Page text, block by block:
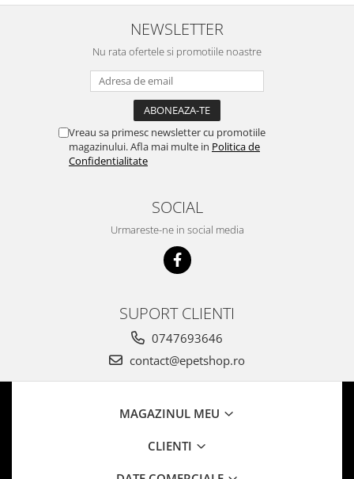
nu o mananca cu placere. Eu
sunt multumit si voi continua cuNEWSLETTER
Nu rata ofertele si promotiile noastre
Vreau sa primesc newsletter cu promotiile
magazinului. Afla mai multe in Politica de
Confidentialitate
SOCIAL
Urmareste-ne in social media
SUPORT CLIENTI
0747693646
contact@epetshop.ro
MAGAZINUL MEU
CLIENTI